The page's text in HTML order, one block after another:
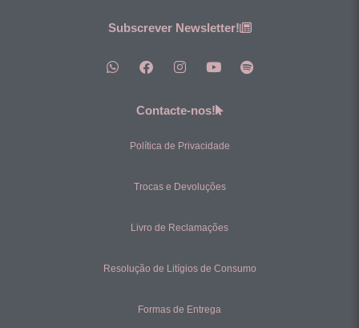
Subscrever Newsletter!
Contacte-nos!
Política de Privacidade
Trocas e Devoluções
Livro de Reclamações
Resolução de Litígios de Consumo
Formas de Entrega